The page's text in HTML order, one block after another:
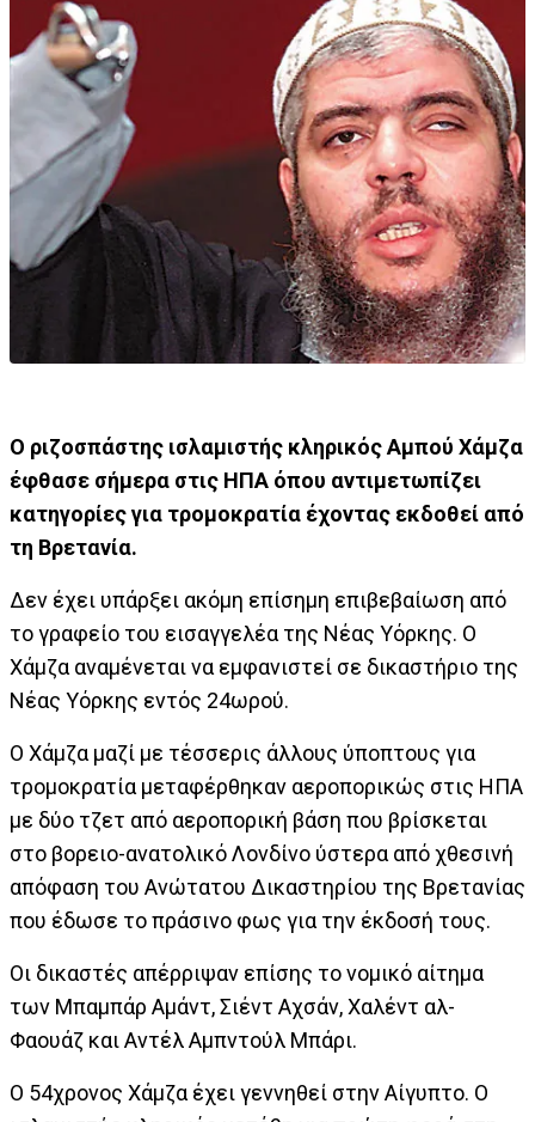
Ο ριζοσπάστης ισλαμιστής κληρικός Αμπού Χάμζα
έφθασε σήμερα στις ΗΠΑ όπου αντιμετωπίζει
κατηγορίες για τρομοκρατία έχοντας εκδοθεί από
τη Βρετανία.
Δεν έχει υπάρξει ακόμη επίσημη επιβεβαίωση από
το γραφείο του εισαγγελέα της Νέας Υόρκης. Ο
Χάμζα αναμένεται να εμφανιστεί σε δικαστήριο της
Νέας Υόρκης εντός 24ωρού.
Ο Χάμζα μαζί με τέσσερις άλλους ύποπτους για
τρομοκρατία μεταφέρθηκαν αεροπορικώς στις ΗΠΑ
με δύο τζετ από αεροπορική βάση που βρίσκεται
στο βορειο-ανατολικό Λονδίνο ύστερα από χθεσινή
απόφαση του Ανώτατου Δικαστηρίου της Βρετανίας
που έδωσε το πράσινο φως για την έκδοσή τους.
Οι δικαστές απέρριψαν επίσης το νομικό αίτημα
των Μπαμπάρ Αμάντ, Σιέντ Αχσάν, Χαλέντ αλ-
Φαουάζ και Αντέλ Αμπντούλ Μπάρι.
Ο 54χρονος Χάμζα έχει γεννηθεί στην Αίγυπτο. Ο